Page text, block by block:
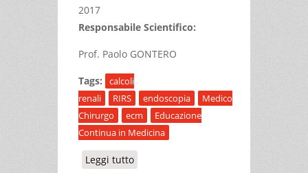
2017
Responsabile Scientifico:
Prof. Paolo GONTERO
Tags:
calcoli
renali
RIRS endoscopia
Medico
Chirurgo
ecm
Educazione
Continua in Medicina
Leggi tutto